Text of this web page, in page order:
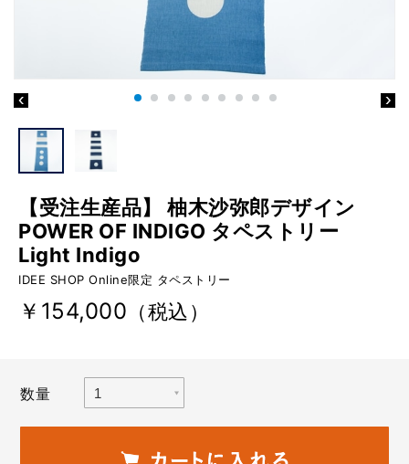
【受注生産品】 柚木沙弥郎デザイン
POWER OF INDIGO タペストリー
Light Indigo
IDEE SHOP Online限定 タペストリー
￥154,000 （税込）
数量